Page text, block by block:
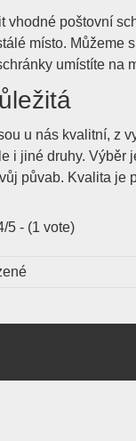
vhodné poštovní
místo. Můžeme
umístíte na
u nás kvalitní, z
i jiné druhy. Výběr
půvab. Kvalita je
5 - (1 vote)